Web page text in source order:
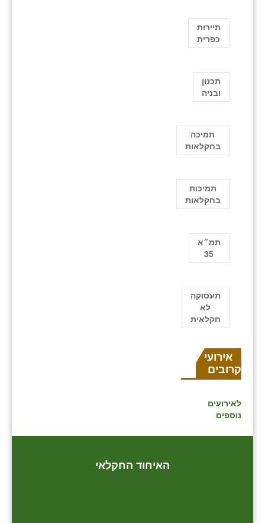
תיירות
כפרית
תכנון
ובניה
תמיכה
בחקלאות
תמיכות
בחקלאות
תמ״א
35
תעסוקה
לא
חקלאית
אירועים
קרובים
לאירועים
נוספים
האיחוד החקלאי